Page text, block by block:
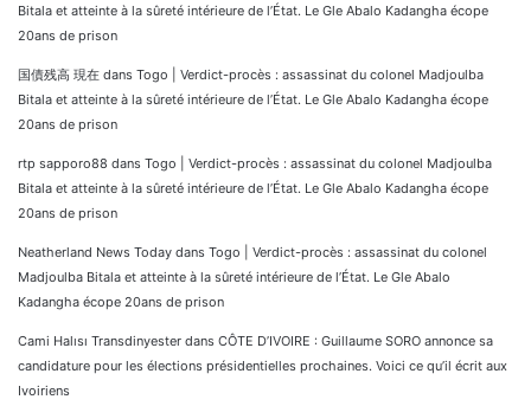
Bitala et atteinte à la sûreté intérieure de l’État. Le Gle Abalo Kadangha écope
20ans de prison
国債残高 現在 dans Togo | Verdict-procès : assassinat du colonel Madjoulba
Bitala et atteinte à la sûreté intérieure de l’État. Le Gle Abalo Kadangha écope
20ans de prison
rtp sapporo88 dans Togo | Verdict-procès : assassinat du colonel Madjoulba
Bitala et atteinte à la sûreté intérieure de l’État. Le Gle Abalo Kadangha écope
20ans de prison
Neatherland News Today dans Togo | Verdict-procès : assassinat du colonel
Madjoulba Bitala et atteinte à la sûreté intérieure de l’État. Le Gle Abalo
Kadangha écope 20ans de prison
Cami Halısı Transdinyester dans CÔTE D’IVOIRE : Guillaume SORO annonce sa
candidature pour les élections présidentielles prochaines. Voici ce qu’il écrit aux
Ivoiriens